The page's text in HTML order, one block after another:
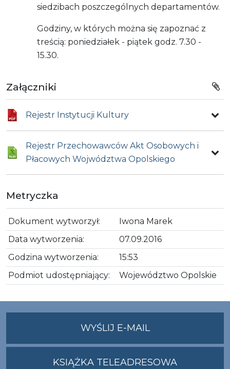
siedzibach poszczególnych departamentów.
Godziny, w których można się zapoznać z
treścią: poniedziałek - piątek godz. 7.30 -
15.30.
Załączniki
Rejestr Instytucji Kultury
Rejestr Przechowawców Akt Osobowych i
Płacowych Wojwództwa Opolskiego
Metryczka
Dokument wytworzył:
Iwona Marek
Data wytworzenia:
07.09.2016
Godzina wytworzenia:
15:53
Podmiot udostępniający:
Województwo Opolskie
WYŚLIJ E-MAILNA
ADRES
KSIĄŻKA TELEADRESOWA